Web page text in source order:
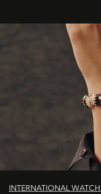
INTERNATIONAL WATCH